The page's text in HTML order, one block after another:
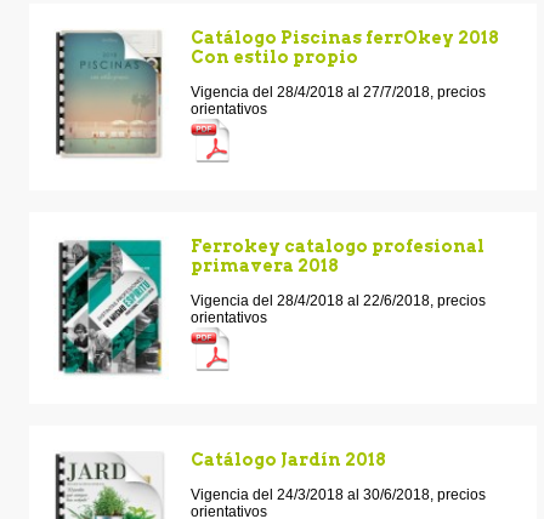
Catálogo Piscinas ferrOkey 2018
Con estilo propio
Vigencia del 28/4/2018 al 27/7/2018, precios
orientativos
Ferrokey catalogo profesional
primavera 2018
Vigencia del 28/4/2018 al 22/6/2018, precios
orientativos
Catálogo Jardín 2018
Vigencia del 24/3/2018 al 30/6/2018, precios
orientativos